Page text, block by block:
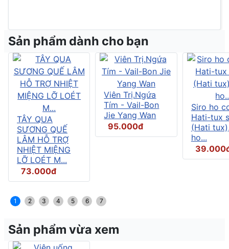
Sản phẩm dành cho bạn
TÂY QUA
SƯƠNG QUẾ
LÂM HỖ TRỢ
NHIỆT MIỆNG
LỠ LOÉT M...
73.000đ
Viên Trị.Ngứa
Tím - Vail-Bon
Jie Yang Wan
95.000đ
Siro ho
Hati-tux
(Hati
ho...
1 2 3 4 5 6 7
Sản phẩm vừa xem